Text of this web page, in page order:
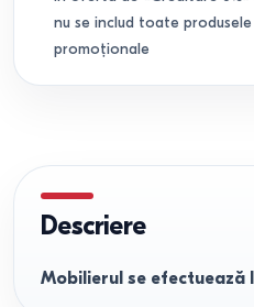
nu se includ toate
promoționale
Descriere
Mobilierul se efectuează